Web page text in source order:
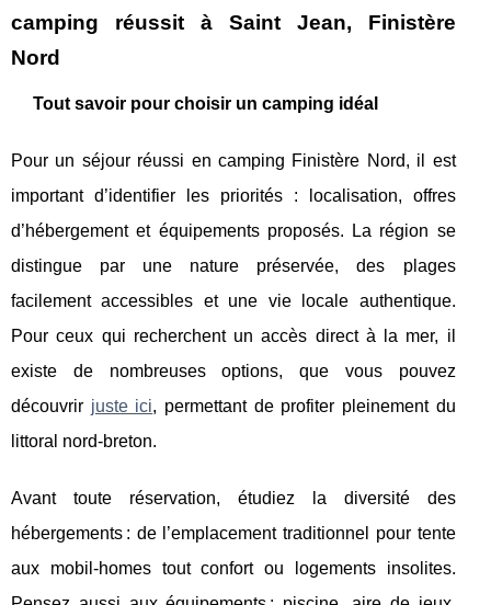
camping réussit à Saint Jean, Finistère
Nord
Tout savoir pour choisir un camping idéal
Pour un séjour réussi en camping Finistère Nord, il est
important d’identifier les priorités : localisation, offres
d’hébergement et équipements proposés. La région se
distingue par une nature préservée, des plages
facilement accessibles et une vie locale authentique.
Pour ceux qui recherchent un accès direct à la mer, il
existe de nombreuses options, que vous pouvez
découvrir juste ici, permettant de profiter pleinement du
littoral nord-breton.
Avant toute réservation, étudiez la diversité des
hébergements : de l’emplacement traditionnel pour tente
aux mobil-homes tout confort ou logements insolites.